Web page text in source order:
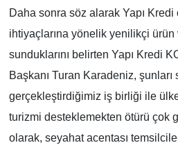
Daha sonra söz alarak Yapı
ihtiyaçlarına yönelik yenilikçi
sunduklarını belirten Yapı Kredi
Başkanı Turan Karadeniz,
gerçekleştirdiğimiz iş birliği ile
turizmi desteklemekten ötürü çok
olarak, seyahat acentası